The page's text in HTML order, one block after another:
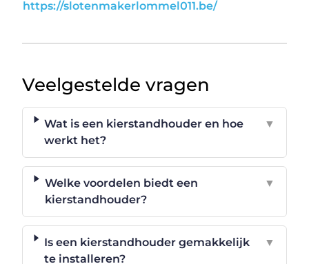
https://slotenmakerlommel011.be/
Veelgestelde vragen
Wat is een kierstandhouder en hoe
werkt het?
▼
Welke voordelen biedt een
kierstandhouder?
▼
Is een kierstandhouder gemakkelijk
te installeren?
▼